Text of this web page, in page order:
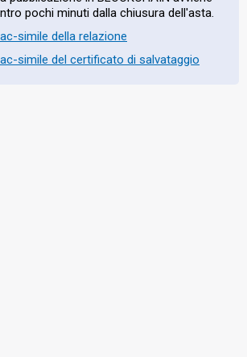
pochi minuti dalla chiusura dell'asta.
simile della relazione
simile del certificato di salvataggio